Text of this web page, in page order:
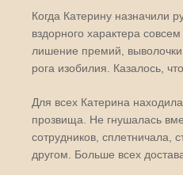
Когда Катерину назначили
вздорного характера
лишение премий, выволочки
рога изобилия. Казалось,
Для всех Катерина
прозвища. Не гнушалась
сотрудников, сплетничала,
другом. Больше всех